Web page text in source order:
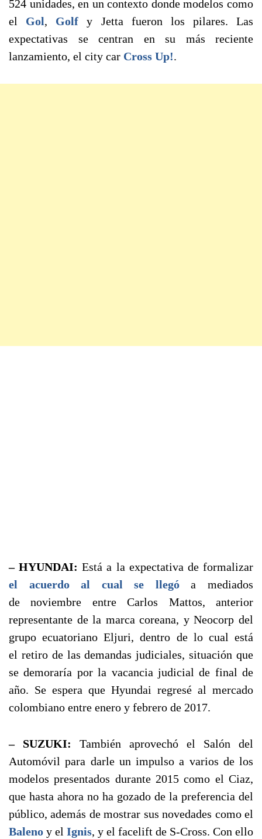
524 unidades, en un contexto donde modelos como
el Gol, Golf y Jetta fueron los pilares. Las
expectativas se centran en su más reciente
lanzamiento, el city car Cross Up!.
– HYUNDAI:Está a la expectativa de formalizar
el acuerdo al cual se llegóa mediados
de noviembre entre Carlos Mattos, anterior
representante de la marca coreana, y Neocorp del
grupo ecuatoriano Eljuri, dentro de lo cual está
el retiro de las demandas judiciales, situación que
se demoraría por la vacancia judicial de final de
año. Se espera que Hyundai regresé al mercado
colombiano entre enero y febrero de 2017.
– SUZUKI: También aprovechó el Salón del
Automóvil para darle un impulso a varios de los
modelos presentados durante 2015 como el Ciaz,
que hasta ahora no ha gozado de la preferencia del
público, además de mostrar sus novedades como el
Baleno y el Ignis, y el facelift de S-Cross. Con ello